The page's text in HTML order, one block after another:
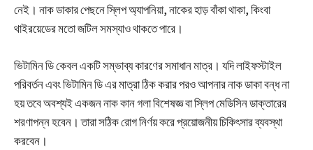
নেই। নাক ডাকার পেছনে স্লিপ অ্যাপনিয়া, নাকের হাড় বাঁকা থাকা, কিংবা
থাইরয়েডের মতো জটিল সমস্যাও থাকতে পারে।
ভিটামিন ডি কেবল একটি সম্ভাব্য কারণের সমাধান মাত্র। যদি লাইফস্টাইল
পরিবর্তন এবং ভিটামিন ডি এর মাত্রা ঠিক করার পরও আপনার নাক ডাকা বন্ধ না
হয় তবে অবশ্যই একজন নাক কান গলা বিশেষজ্ঞ বা স্লিপ মেডিসিন ডাক্তারের
শরণাপন্ন হবেন। তারা সঠিক রোগ নির্ণয় করে প্রয়োজনীয় চিকিৎসার ব্যবস্থা
করবেন।